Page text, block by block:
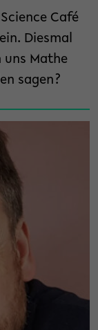
Café
Diesmal
uns Mathe
sagen?